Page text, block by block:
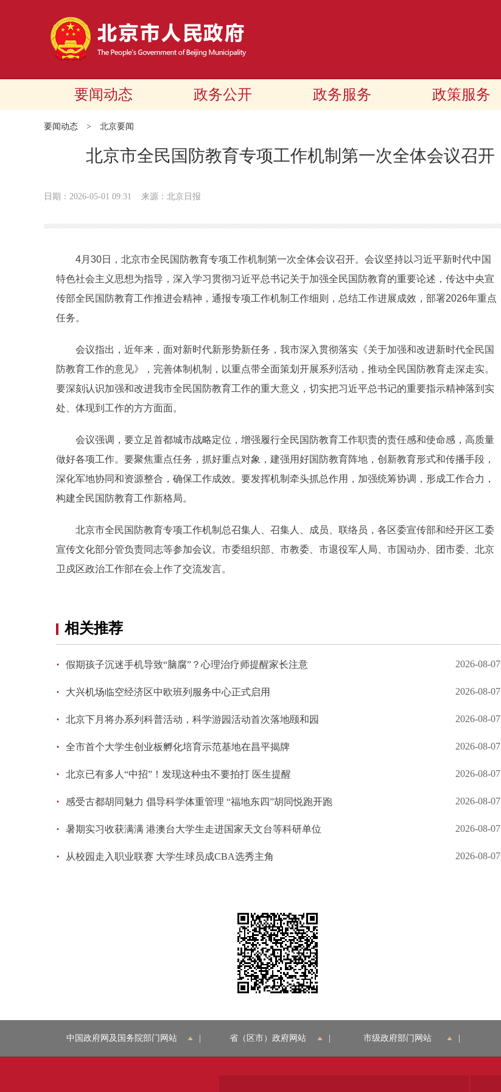
要闻动态 政务公开 政务服务 政策服务
要闻动态 > 北京要闻
北京市全民国防教育专项工作机制第一次全体会议召开
日期：2026-05-01 09:31 来源：北京日报
4月30日，北京市全民国防教育专项工作机制第一次全体会议召开。会议坚持以习近平新时代中国
特色社会主义思想为指导，深入学习贯彻习近平总书记关于加强全民国防教育的重要论述，传达中央宣
传部全民国防教育工作推进会精神，通报专项工作机制工作细则，总结工作进展成效，部署2026年重点
任务。
会议指出，近年来，面对新时代新形势新任务，我市深入贯彻落实《关于加强和改进新时代全民国
防教育工作的意见》，完善体制机制，以重点带全面策划开展系列活动，推动全民国防教育走深走实。
要深刻认识加强和改进我市全民国防教育工作的重大意义，切实把习近平总书记的重要指示精神落到实
处、体现到工作的方方面面。
会议强调，要立足首都城市战略定位，增强履行全民国防教育工作职责的责任感和使命感，高质量
做好各项工作。要聚焦重点任务，抓好重点对象，建强用好国防教育阵地，创新教育形式和传播手段，
深化军地协同和资源整合，确保工作成效。要发挥机制牵头抓总作用，加强统筹协调，形成工作合力，
构建全民国防教育工作新格局。
北京市全民国防教育专项工作机制总召集人、召集人、成员、联络员，各区委宣传部和经开区工委
宣传文化部分管负责同志等参加会议。市委组织部、市教委、市退役军人局、市国动办、团市委、北京
卫戍区政治工作部在会上作了交流发言。
相关推荐
· 假期孩子沉迷手机导致“脑腐”？心理治疗师提醒家长注意 2026-08-07
· 大兴机场临空经济区中欧班列服务中心正式启用 2026-08-07
· 北京下月将办系列科普活动，科学游园活动首次落地颐和园 2026-08-07
· 全市首个大学生创业板孵化培育示范基地在昌平揭牌 2026-08-07
· 北京已有多人“中招”！发现这种虫不要拍打 医生提醒 2026-08-07
· 感受古都胡同魅力 倡导科学体重管理 “福地东四”胡同悦跑开跑 2026-08-07
· 暑期实习收获满满 港澳台大学生走进国家天文台等科研单位 2026-08-07
· 从校园走入职业联赛 大学生球员成CBA选秀主角 2026-08-07
中国政府网及国务院部门网站 省（区市）政府网站 市级政府部门网站